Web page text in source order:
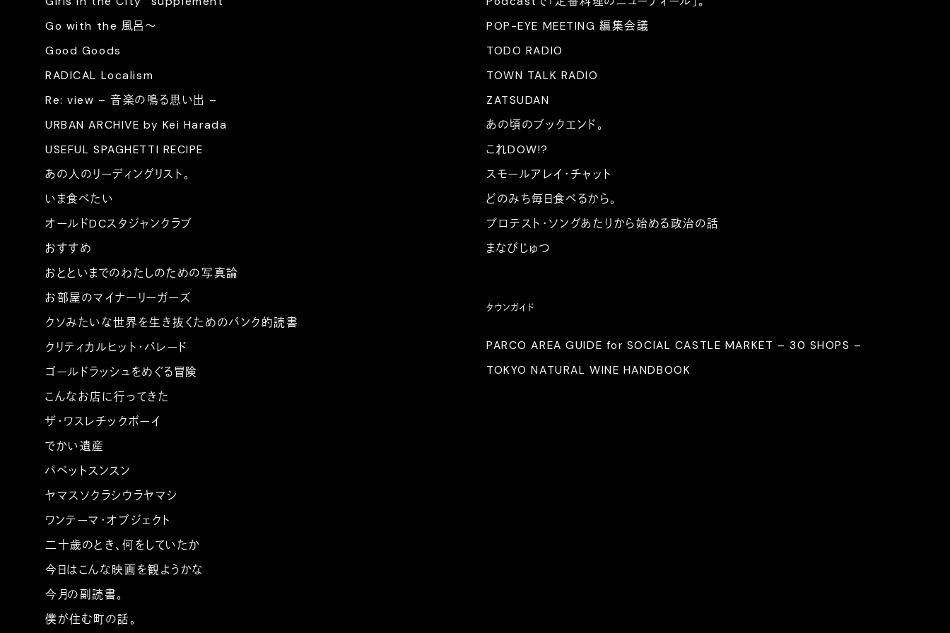
Go with the 風呂〜
Good Goods
RADICAL Localism
Re: view – 音楽の鳴る思い出 –
URBAN ARCHIVE by Kei Harada
USEFUL SPAGHETTI RECIPE
あの人のリーディングリスト。
いま食べたい
オールドDCスタジャンクラブ
おすすめ
おとといまでのわたしのための写真論
お部屋のマイナーリーガーズ
クソみたいな世界を生き抜くためのパンク的読書
クリティカルヒット・パレード
ゴールドラッシュをめぐる冒険
こんなお店に行ってきた
ザ・ワスレチックボーイ
でかい遺産
パペットスンスン
ヤマスソクラシウラヤマシ
ワンテーマ・オブジェクト
二十歳のとき、何をしていたか
今日はこんな映画を観ようかな
今月の副読書。
僕が住む町の話。
POP-EYE MEETING 編集会議
TODO RADIO
TOWN TALK RADIO
ZATSUDAN
あの頃のブックエンド。
これDOW!?
スモールアレイ・チャット
どのみち毎日食べるから。
プロテスト・ソングあたりから始める政治の話
まなびじゅつ
タウンガイド
PARCO AREA GUIDE for SOCIAL CASTLE MARKET – 30 SHOPS –
TOKYO NATURAL WINE HANDBOOK